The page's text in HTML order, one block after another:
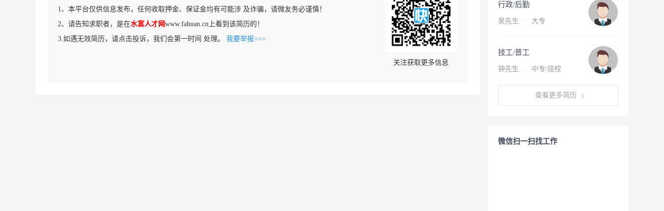
1、本平台仅供信息发布，任何收取押金、保证金均有可能涉 及诈骗，请微友务必谨慎！
2、请告知求职者，是在水富人才网www.fahuan.cn上看到该简历的！
3.如遇无效简历，请点击投诉，我们会第一时间 处理。 我要举报>>>
关注获取更多信息
行政/后勤
吴先生 · 大专
技工/普工
钟先生 · 中专/技校
查看更多简历
微信扫一扫找工作